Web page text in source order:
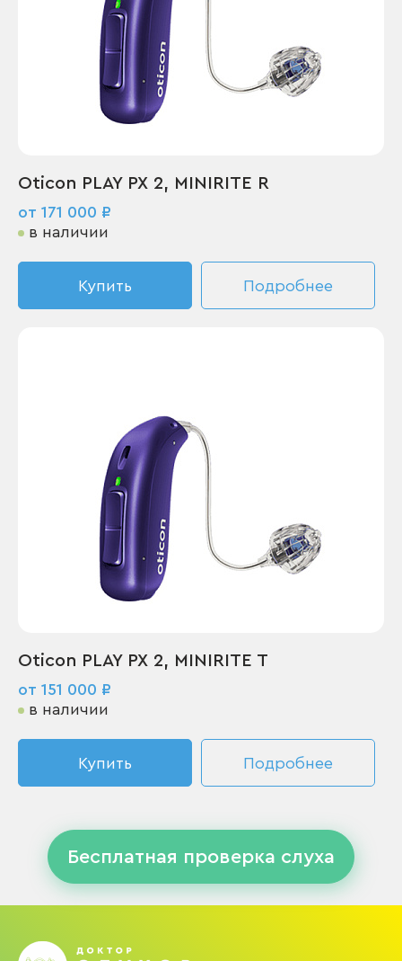
Oticon PLAY PX 2, MINIRITE R
от 171 000 ₽
в наличии
Купить Подробнее
Oticon PLAY PX 2, MINIRITE T
от 151 000 ₽
в наличии
Купить Подробнее
Бесплатная проверка слуха